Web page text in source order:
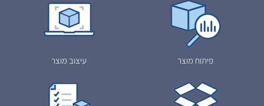
פיתוח מוצר עיצוב מוצר